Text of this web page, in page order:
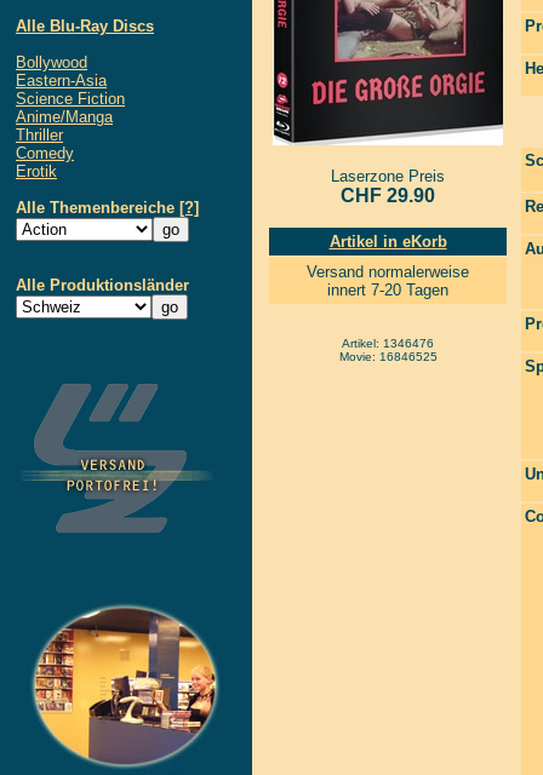
Alle Blu-Ray Discs
Bollywood
Eastern-Asia
Science Fiction
Anime/Manga
Thriller
Comedy
Erotik
Alle Themenbereiche [?]
Alle Produktionsländer
Laserzone Preis
CHF 29.90
Artikel in eKorb
Versand normalerweise
innert 7-20 Tagen
Artikel: 1346476
Movie: 16846525